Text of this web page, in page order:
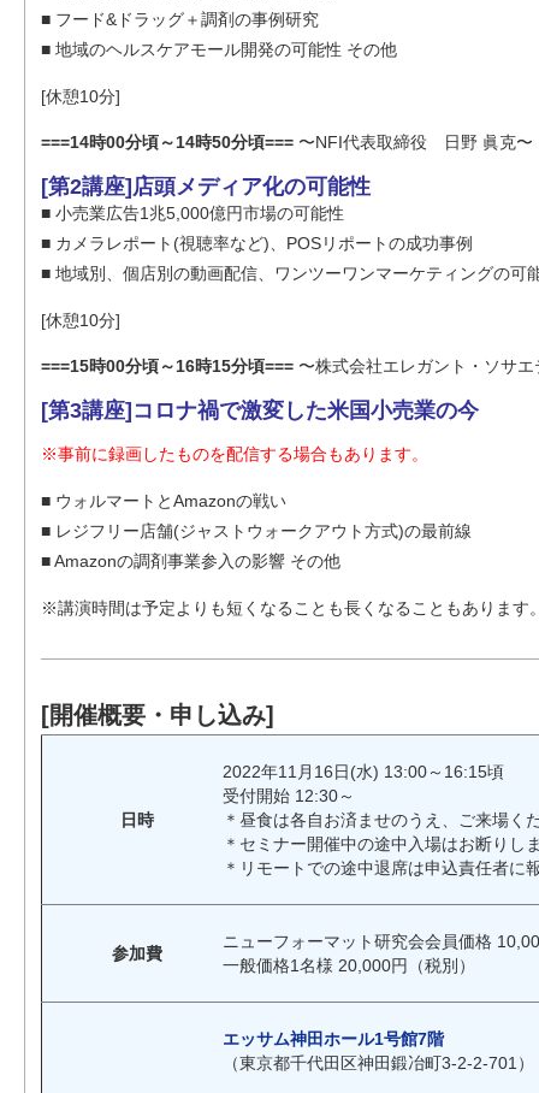
■ フード&ドラッグ＋調剤の事例研究
■ 地域のヘルスケアモール開発の可能性 その他
[休憩10分]
===14時00分頃～14時50分頃=== 〜NFI代表取締役 日野 眞克〜
[第2講座]店頭メディア化の可能性
■ 小売業広告1兆5,000億円市場の可能性
■ カメラレポート(視聴率など)、POSリポートの成功事例
■ 地域別、個店別の動画配信、ワンツーワンマーケティングの可
[休憩10分]
===15時00分頃～16時15分頃=== 〜株式会社エレガント・ソサ
[第3講座]コロナ禍で激変した米国小売業の今
※事前に録画したものを配信する場合もあります。
■ ウォルマートとAmazonの戦い
■ レジフリー店舗(ジャストウォークアウト方式)の最前線
■ Amazonの調剤事業参入の影響 その他
※講演時間は予定よりも短くなることも長くなることもあります
[開催概要・申し込み]
日時
2022年11月16日(水) 13:00～16:15頃
受付開始 12:30～
＊昼食は各自お済ませのうえ、ご来場く
＊セミナー開催中の途中入場はお断りし
＊リモートでの途中退席は申込責任者に
参加費
ニューフォーマット研究会会員価格
一般価格1名様 20,000円（税別）
エッサム神田ホール1号館7階
（東京都千代田区神田鍛冶町3-2-2-701）